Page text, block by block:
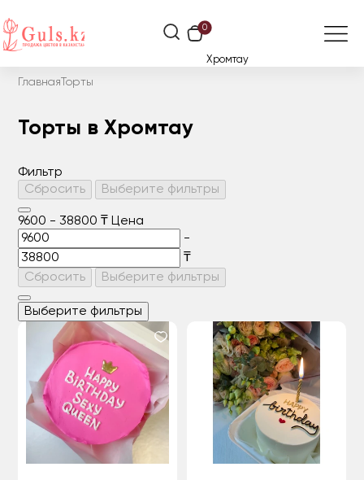
0
Хромтау
Главная Торты
Торты в Хромтау
Фильтр
Сбросить
Выберите фильтры
9600 - 38800 ₸ Цена
-
₸
Сбросить
Выберите фильтры
Выберите фильтры